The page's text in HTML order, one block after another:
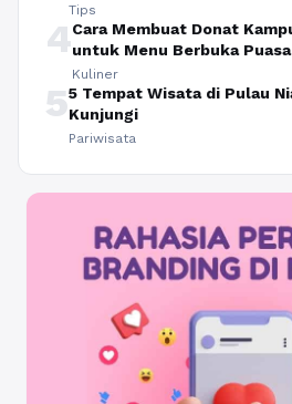
Tips
4Cara Membuat Donat
untuk Menu Berbuka Puasa
Kuliner
55 Tempat Wisata di Pulau
Kunjungi
Pariwisata